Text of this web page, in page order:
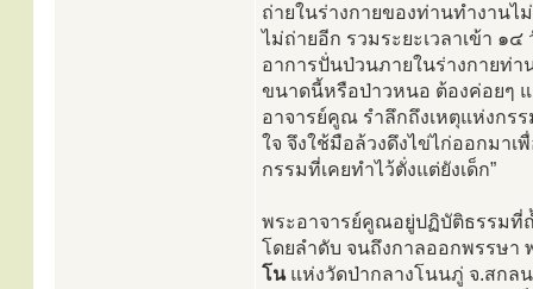
ถ่ายในร่างกายของท่านทำงานไ
ไม่ถ่ายอีก รวมระยะเวลาเข้า ๑
อาการปั่นป่วนภายในร่างกายท่
ขนาดนี้หรือป่าวหนอ ต้องค่อยๆ
อาจารย์คูณ รำลึกถึงเหตุแห่งกร
ใจ จึงใช้มือล้วงดึงไข่ไก่ออกมา
กรรมที่เคยทำไว้ตั่งแต่ยังเด็ก”
พระอาจารย์คูณอยู่ปฏิบัติธรรมที่
โดยลำดับ จนถึงกาลออกพรรษา
โนแห่งวัดป่ากลางโนนภู่ จ.สก